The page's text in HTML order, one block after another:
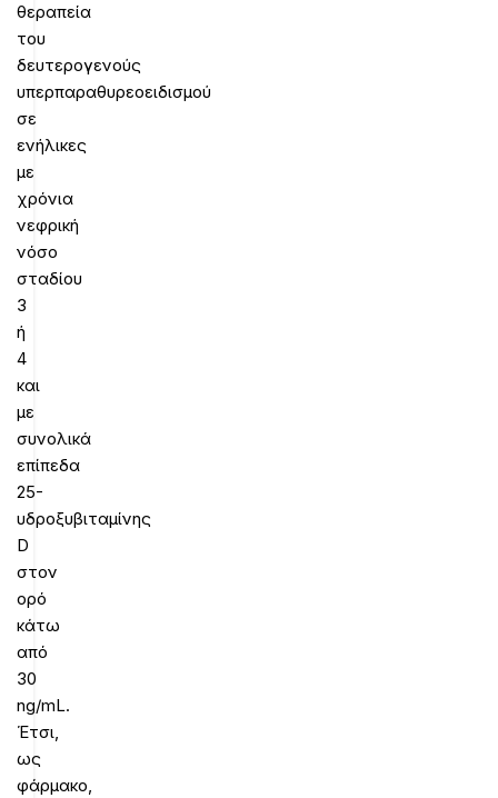
θεραπεία
του
δευτερογενούς
υπερπαραθυρεοειδισμού
σε
ενήλικες
με
χρόνια
νεφρική
νόσο
σταδίου
3
ή
4
και
με
συνολικά
επίπεδα
25-
υδροξυβιταμίνης
D
στον
ορό
κάτω
από
30
ng/mL.
Έτσι,
ως
φάρμακο,